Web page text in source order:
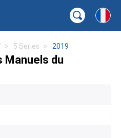
5 Series 2019
Manuels du